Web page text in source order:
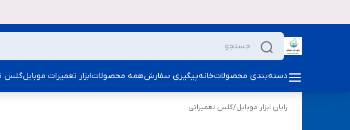
دسته‌بندی محصولاتخانهپیگیری سفارشهمه محصولاتابزار تعمیرات موبایلگلس
رایان ابزار موبایل/گلس تعمیراتی